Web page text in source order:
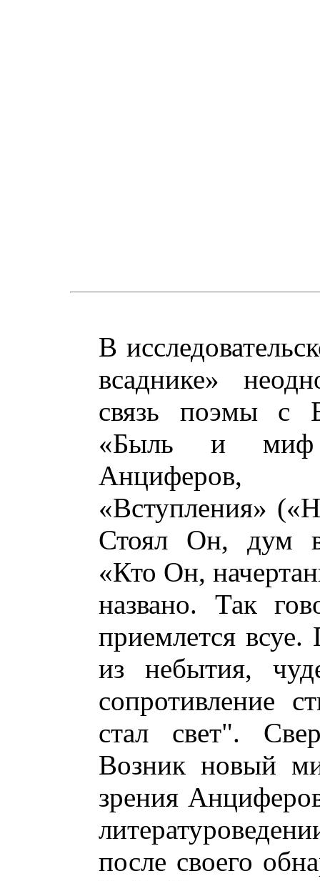
В
всаднике»
связь поэмы с
«Быль и миф
Анциферов,
«Вступления»
Стоял Он, дум
«Кто Он,
названо. Так
приемлется
из небытия,
сопротивление
стал свет".
Возник новый
зрения
после своего